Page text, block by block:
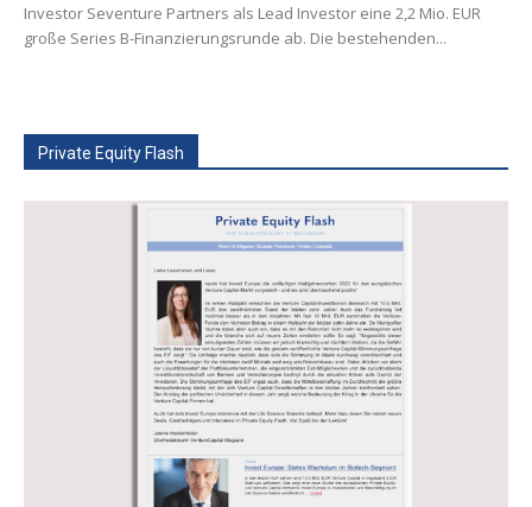
Investor Seventure Partners als Lead Investor eine 2,2 Mio. EUR
große Series B-Finanzierungsrunde ab. Die bestehenden...
Private Equity Flash